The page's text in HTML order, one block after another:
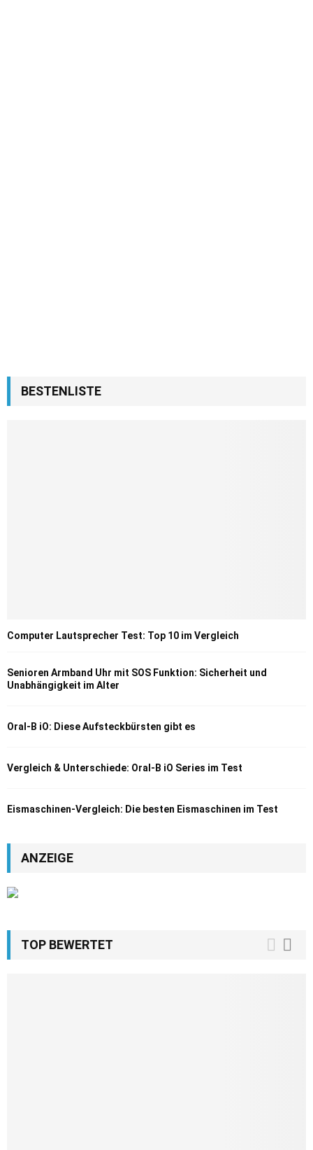
BESTENLISTE
Computer Lautsprecher Test: Top 10 im Vergleich
Senioren Armband Uhr mit SOS Funktion: Sicherheit und
Unabhängigkeit im Alter
Oral-B iO: Diese Aufsteckbürsten gibt es
Vergleich & Unterschiede: Oral-B iO Series im Test
Eismaschinen-Vergleich: Die besten Eismaschinen im Test
ANZEIGE
TOP BEWERTET